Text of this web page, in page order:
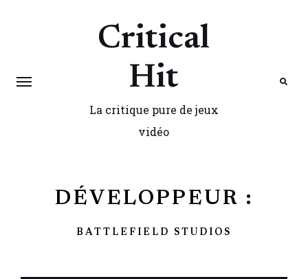
Critical
Hit
La critique pure de jeux
vidéo
DÉVELOPPEUR :
BATTLEFIELD STUDIOS